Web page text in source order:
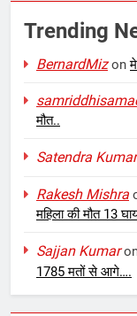
Trending
BernardMizon
मौत..
Satendra Kumar
Rakesh Mishra
महिला की मौत 13
Sajjan Kumar
1785 मतों से आगे….